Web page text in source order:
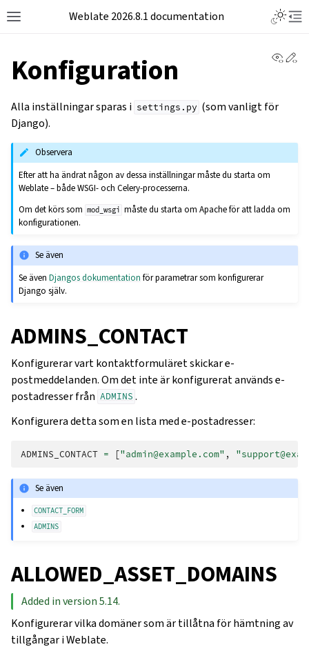
Weblate 2026.8.1 documentation
Konfiguration
Alla inställningar sparas i settings.py (som vanligt för
Django).
Observera
Efter att ha ändrat någon av dessa inställningar måste du starta om
Weblate – både WSGI- och Celery-processerna.
Om det körs som mod_wsgi måste du starta om Apache för att ladda om
konfigurationen.
Se även
Se ävenDjangos dokumentation för parametrar som konfigurerar
Django själv.
ADMINS_CONTACT
Konfigurerar vart kontaktformuläret skickar e-
postmeddelanden. Om det inte är konfigurerat används e-
postadresser från ADMINS .
Konfigurera detta som en lista med e-postadresser:
ADMINS_CONTACT = ["admin@example.com" ,
Se även
CONTACT_FORM
ADMINS
ALLOWED_ASSET_DOMAINS
Added in version 5.14.
Konfigurerar vilka domäner som är tillåtna för hämtning av
tillgångar i Weblate.